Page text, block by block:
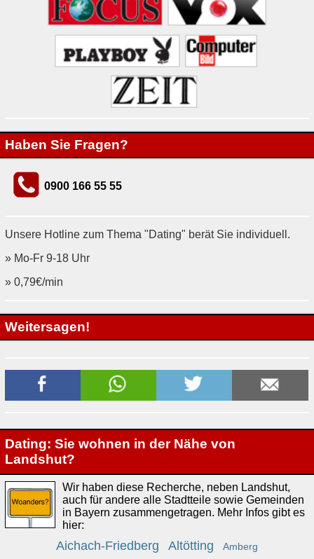
Haben Sie Fragen?
0900 166 55 55
Unsere Hotline zum Thema "Dating" berät Sie individuell.
» Mo-Fr 9-18 Uhr
» 0,79€/min
Weitersagen!
Dating: Sie wohnen in der Nähe von
Landshut?
Wir haben diese Recherche, neben Landshut,
auch für andere alle Stadtteile sowie Gemeinden
in Bayern zusammengetragen. Mehr Infos gibt es
hier:
Aichach-Friedberg Altötting Amberg